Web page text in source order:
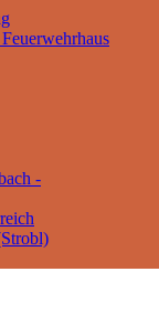
-